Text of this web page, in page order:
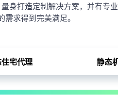
身打造定制解决方案，并有专
求得到完美满足。
宅代理 静态